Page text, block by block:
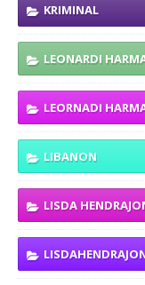
KRIMINAL
LEONARDI
LEORNADI
LIBANON
LISDA